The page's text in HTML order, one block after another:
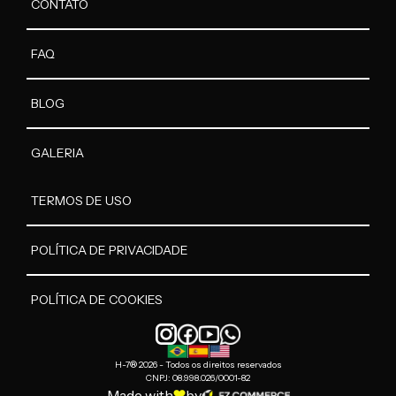
CONTATO
FAQ
BLOG
GALERIA
TERMOS DE USO
POLÍTICA DE PRIVACIDADE
POLÍTICA DE COOKIES
H-7® 2026 - Todos os direitos reservados
CNPJ: 08.998.026/0001-82